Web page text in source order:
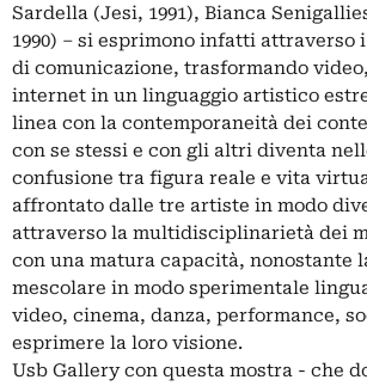
Sardella (Jesi, 1991), Bianca
1990) – si esprimono infatti attraverso
di comunicazione, trasformando
internet in un linguaggio artistico
linea con la contemporaneità dei
con se stessi e con gli altri diventa
confusione tra figura reale e vita
affrontato dalle tre artiste in modo
attraverso la multidisciplinarietà dei
con una matura capacità, nonostante
mescolare in modo sperimentale
video, cinema, danza, performance,
esprimere la loro visione.
Usb Gallery con questa mostra - che